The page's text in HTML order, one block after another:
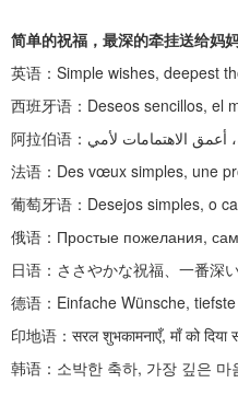
简单的祝福，最深的牵挂送给妈妈
英语： Simple wishes, deepest
西班牙语： Deseos sencillos, el
阿拉伯语：
法语： Des vœux simples, une
葡萄牙语： Desejos simples, o
俄语： Простые пожелания,
日语：ささやかな祝福、一番深
德语： Einfache Wünsche,
印地语： सरल शुभकामनाएँ, माँ को दिया
韩语：소박한 축하, 가장 깊은 마